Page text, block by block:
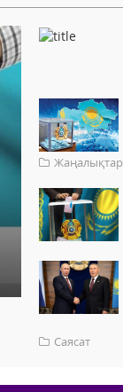
Жаңалықтар
Саясат